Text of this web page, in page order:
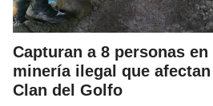
Capturan a 8 personas
minería ilegal que
Clan del Golfo